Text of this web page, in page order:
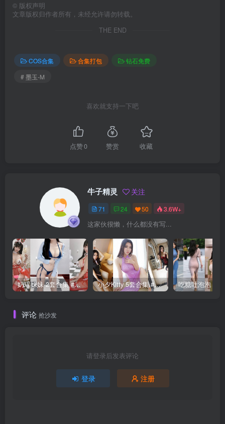
© 版权声明
文章版权归作者所有，未经允许请勿转载。
THE END
COS合集 合集打包
钻石免费
# 墨玉-M
喜欢就支持一下吧
点赞0 赞赏 收藏
牛子精灵 关注
71 24 50 3.6W+
这家伙很懒，什么都没有写...
奶瑶妹妹 2套合集 #233 小夕Kitty 5套合集 #271
评论 抢沙发
请登录后发表评论
登录 注册